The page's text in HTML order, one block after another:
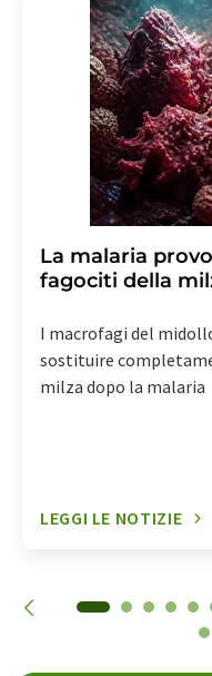
La malaria
fagociti della
I macrofagi del
sostituire
milza dopo la malaria
LEGGI LE NOTIZIE